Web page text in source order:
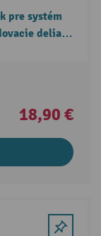
pre systém
deliace
18,90 €